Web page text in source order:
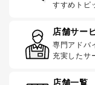
すすめトピ
店舗サー
専門アドバ
充実したサ
店舗一覧